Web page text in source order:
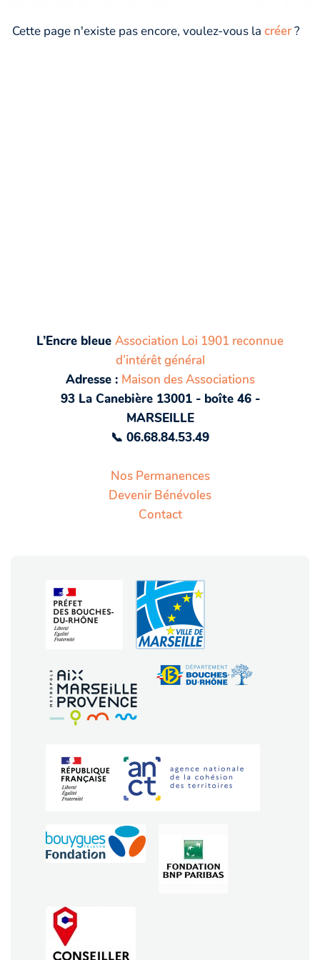
Cette page n'existe pas encore, voulez-vous la créer?
L’Encre bleue Association Loi 1901 reconnue
d’intérêt général
Adresse : Maison des Associations
93 La Canebière 13001 - boîte 46 -
MARSEILLE
📞 06.68.84.53.49
Nos Permanences
Devenir Bénévoles
Contact